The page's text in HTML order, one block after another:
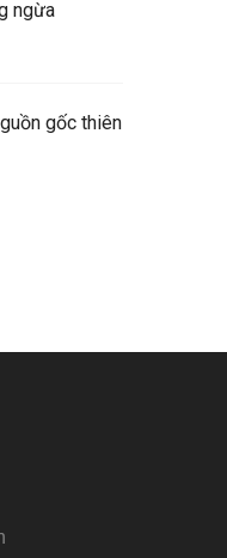
ngừa
gốc thiên